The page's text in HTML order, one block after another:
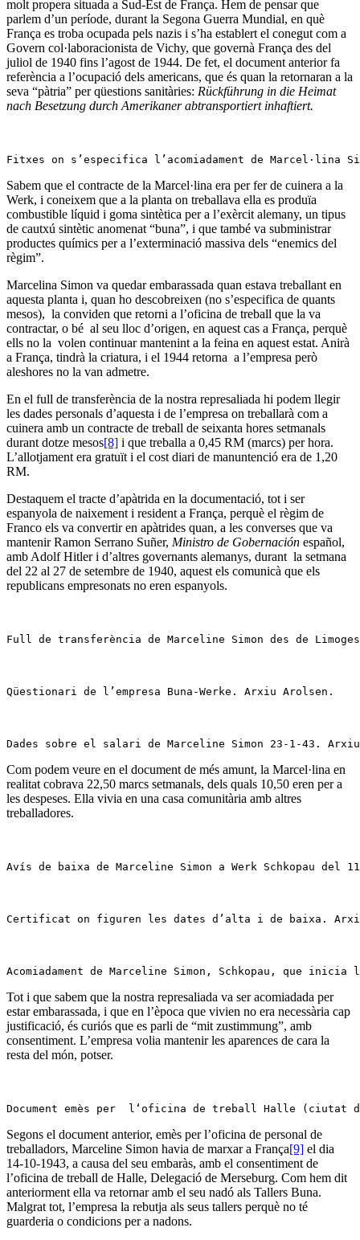
molt propera situada a Sud-Est de França. Hem de pensar que
parlem d’un període, durant la Segona Guerra Mundial, en què
França es troba ocupada pels nazis i s’ha establert el conegut com a
Govern col·laboracionista de Vichy, que governà França des del
juliol de 1940 fins l’agost de 1944. De fet, el document anterior fa
referència a l’ocupació dels americans, que és quan la retornaran a la
seva “pàtria” per qüestions sanitàries: Rückführung in die Heimat
nach Besetzung durch Amerikaner abtransportiert inhaftiert.
Fitxes on s’especifica l’acomiadament de
Sabem que el contracte de la Marcel·lina era per fer de cuinera a la
Werk, i coneixem que a la planta on treballava ella es produïa
combustible líquid i goma sintètica per a l’exèrcit alemany, un tipus
de cautxú sintètic anomenat “buna”, i que també va subministrar
productes químics per a l’exterminació massiva dels “enemics del
règim”.
Marcelina Simon va quedar embarassada quan estava treballant en
aquesta planta i, quan ho descobreixen (no s’especifica de quants
mesos), la conviden que retorni a l’oficina de treball que la va
contractar, o bé al seu lloc d’origen, en aquest cas a França, perquè
ells no la volen continuar mantenint a la feina en aquest estat. Anirà
a França, tindrà la criatura, i el 1944 retorna a l’empresa però
aleshores no la van admetre.
En el full de transferència de la nostra represaliada hi podem llegir
les dades personals d’aquesta i de l’empresa on treballarà com a
cuinera amb un contracte de treball de seixanta hores setmanals
durant dotze mesos[8] i que treballa a 0,45 RM (marcs) per hora.
L’allotjament era gratuït i el cost diari de manuntenció era de 1,20
RM.
Destaquem el tracte d’apàtrida en la documentació, tot i ser
espanyola de naixement i resident a França, perquè el règim de
Franco els va convertir en apàtrides quan, a les converses que va
mantenir Ramon Serrano Suñer, Ministro de Gobernación español,
amb Adolf Hitler i d’altres governants alemanys, durant la setmana
del 22 al 27 de setembre de 1940, aquest els comunicà que els
republicans empresonats no eren espanyols.
Full de transferència de Marceline Simon des de
Qüestionari de l’empresa Buna-Werke. Arxiu Arolsen.
Dades sobre el salari de Marceline Simon 23-1-43.
Com podem veure en el document de més amunt, la Marcel·lina en
realitat cobrava 22,50 marcs setmanals, dels quals 10,50 eren per a
les despeses. Ella vivia en una casa comunitària amb altres
treballadores.
Avís de baixa de Marceline Simon a Werk Schkopau del
Certificat on figuren les dates d’alta i de baixa.
Acomiadament de Marceline Simon, Schkopau, que
Tot i que sabem que la nostra represaliada va ser acomiadada per
estar embarassada, i que en l’època que vivien no era necessària cap
justificació, és curiós que es parli de “mit zustimmung”, amb
consentiment. L’empresa volia mantenir les aparences de cara la
resta del món, potser.
Document emès per  l‘oficina de treball Halle (ciutat
Segons el document anterior, emès per l’oficina de personal de
treballadors, Marceline Simon havia de marxar a França[9] el dia
14-10-1943, a causa del seu embaràs, amb el consentiment de
l’oficina de treball de Halle, Delegació de Merseburg. Com hem dit
anteriorment ella va retornar amb el seu nadó als Tallers Buna.
Malgrat tot, l’empresa la rebutja als seus tallers perquè no té
guarderia o condicions per a nadons.